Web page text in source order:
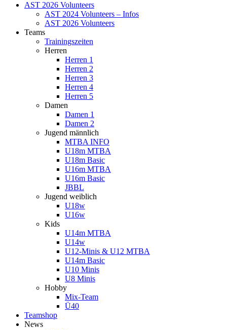
AST 2026 Volunteers
AST 2024 Volunteers – Infos
AST 2026 Volunteers
Teams
Trainingszeiten
Herren
Herren 1
Herren 2
Herren 3
Herren 4
Herren 5
Damen
Damen 1
Damen 2
Jugend männlich
MTBA INFO
U18m MTBA
U18m Basic
U16m MTBA
U16m Basic
JBBL
Jugend weiblich
U18w
U16w
Kids
U14m MTBA
U14w
U12-Minis & U12 MTBA
U14m Basic
U10 Minis
U8 Minis
Hobby
Mix-Team
Ü40
Teamshop
News